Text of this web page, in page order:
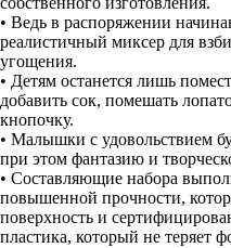
• Ведь в распоряжении
реалистичный миксер для
угощения.
• Детям останется лишь
добавить сок, помешать
кнопочку.
• Малышки с удовольствием
при этом фантазию и
• Составляющие набора
повышенной прочности,
поверхность и
пластика, который не теряет